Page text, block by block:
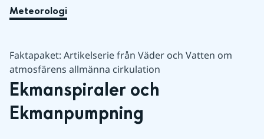
Meteorologi
Faktapaket: Artikelserie från Väder och Vatten om
atmosfärens allmänna cirkulation
Ekmanspiraler och
Ekmanpumpning